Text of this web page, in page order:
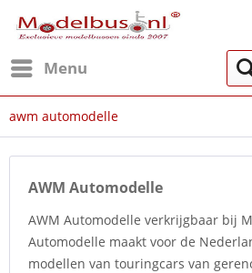
Menu
awm automodelle
AWM Automodelle
AWM Automodelle verkrijgbaar bij
Automodelle maakt voor de
modellen van touringcars van